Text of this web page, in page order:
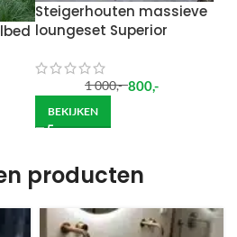
Steigerhouten massieve
loungeset Superior
1 000,- 800,-
BEKIJKEN
producten